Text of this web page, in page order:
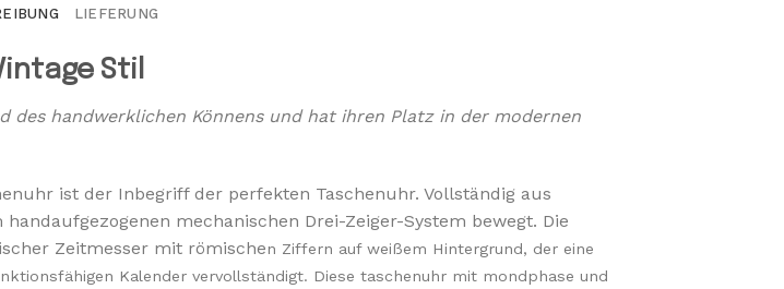
LIEFERUNG
Stil
des handwerklichen Könnens und hat ihren Platz in der modernen
ist der Inbegriff der perfekten Taschenuhr. Vollständig aus
handaufgezogenen mechanischen Drei-Zeiger-System bewegt. Die
Zeitmesser mit römischen Ziffern auf weißem Hintergrund, der eine
Kalender vervollständigt. Diese taschenuhr mit mondphase und